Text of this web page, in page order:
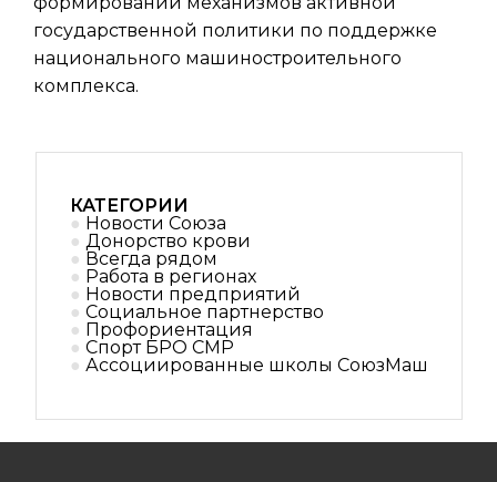
государственной политики по поддержке
национального машиностроительного
комплекса.
КАТЕГОРИИ
Новости Союза
Донорство крови
Всегда рядом
Работа в регионах
Новости предприятий
Социальное партнерствo
Профориентация
Спорт БРО СМР
Ассоциированные школы СоюзМаш